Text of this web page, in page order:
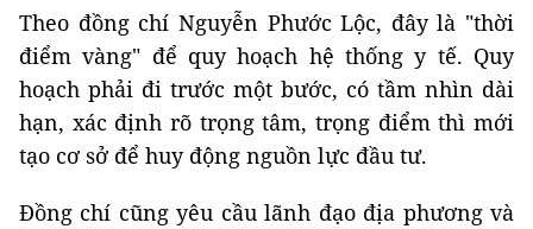
Theo đồng chí Nguyễn Phước Lộc, đây là "thời
điểm vàng" để quy hoạch hệ thống y tế. Quy
hoạch phải đi trước một bước, có tầm nhìn dài
hạn, xác định rõ trọng tâm, trọng điểm thì mới
tạo cơ sở để huy động nguồn lực đầu tư.
Đồng chí cũng yêu cầu lãnh đạo địa phương và